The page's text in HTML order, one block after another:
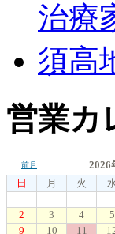
治療
須高
営業カ